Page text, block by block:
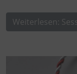
Weiterlesen: